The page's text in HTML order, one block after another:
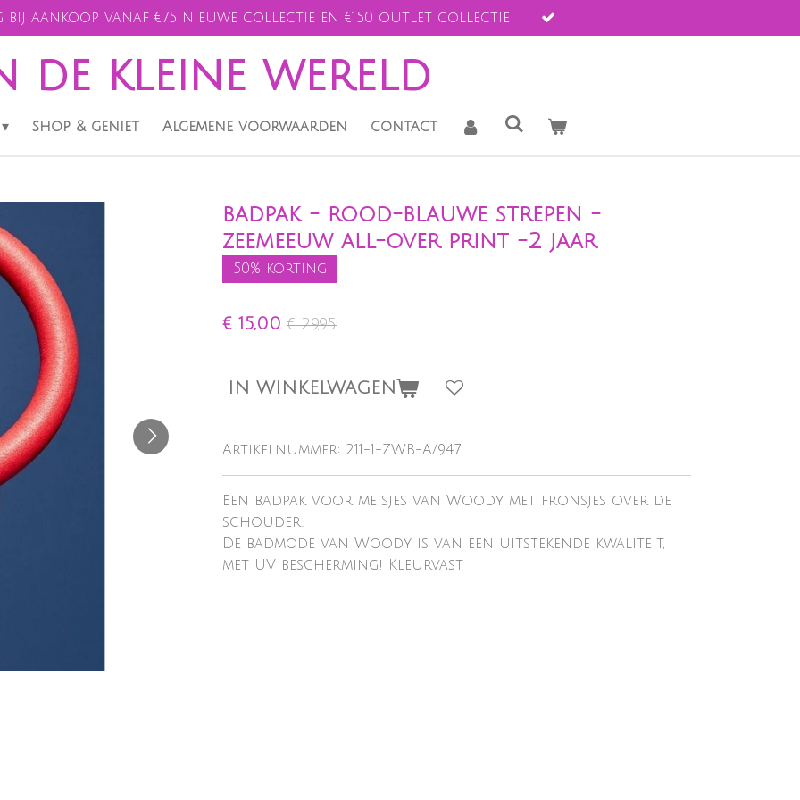
bij aankoop vanaf €75 nieuwe collectie en €150 outlet collectie
de kleine wereld
shop & geniet Algemene voorwaarden contact
badpak - rood-blauwe strepen -
zeemeeuw all-over print -2 jaar
50% korting
€ 15,00 € 29,95
IN WINKELWAGEN
Artikelnummer: 211-1-ZWB-A/947
Een badpak voor meisjes van Woody met fronsjes over de
schouder.
De badmode van Woody is van een uitstekende kwaliteit,
met UV bescherming! Kleurvast